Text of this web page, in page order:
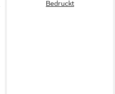
Bedruckt